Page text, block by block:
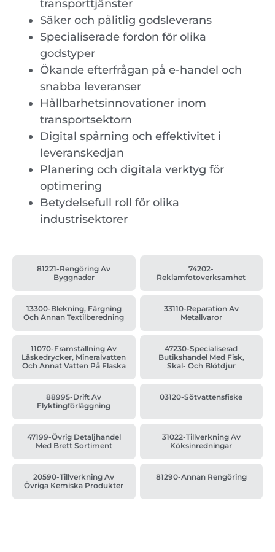
transporttjänster
Säker och pålitlig godsleverans
Specialiserade fordon för olika
godstyper
Ökande efterfrågan på e-handel och
snabba leveranser
Hållbarhetsinnovationer inom
transportsektorn
Digital spårning och effektivitet i
leveranskedjan
Planering och digitala verktyg för
optimering
Betydelsefull roll för olika
industrisektorer
81221-Rengöring Av
Byggnader
74202-
Reklamfotoverksamhet
13300-Blekning, Färgning
Och Annan Textilberedning
33110-Reparation Av
Metallvaror
11070-Framställning Av
Läskedrycker, Mineralvatten
Och Annat Vatten På Flaska
47230-Specialiserad
Butikshandel Med Fisk,
Skal- Och Blötdjur
88995-Drift Av
Flyktingförläggning
03120-Sötvattensfiske
47199-Övrig Detaljhandel
Med Brett Sortiment
31022-Tillverkning Av
Köksinredningar
20590-Tillverkning Av
Övriga Kemiska Produkter
81290-Annan Rengöring